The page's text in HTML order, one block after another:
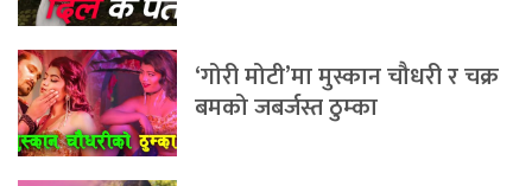
‘गोरी मोटी’मा मुस्कान चौधरी र चक्र
बमको जबर्जस्त ठुम्का